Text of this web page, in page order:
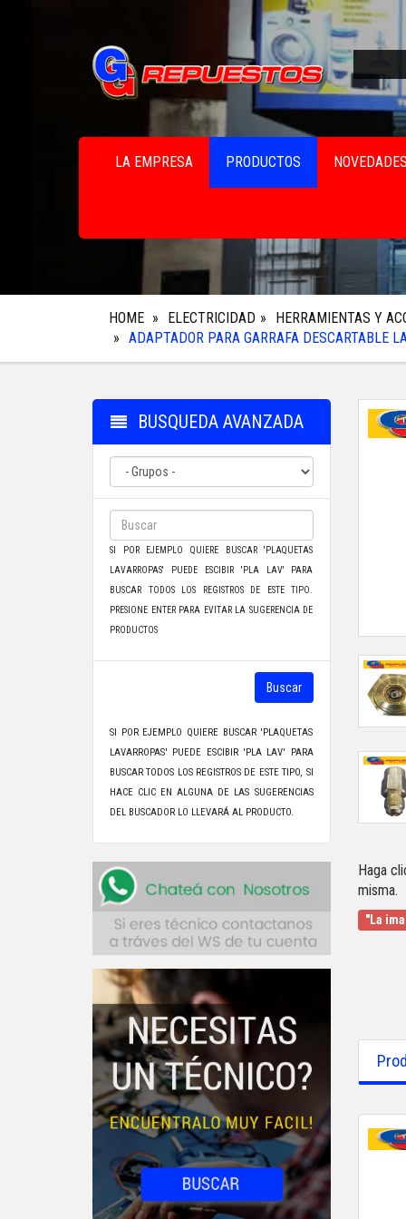
LA EMPRESA PRODUCTOS
HOME ELECTRICIDAD
HERRAMIENTAS Y
ADAPTADOR PARA GARRAFA DESCARTABLE
BUSQUEDA AVANZADA
SI POR EJEMPLO QUIERE BUSCAR 'PLAQUETAS
LAVARROPAS' PUEDE ESCIBIR 'PLA LAV' PARA
BUSCAR TODOS LOS REGISTROS DE ESTE TIPO.
PRESIONE ENTER PARA EVITAR LA SUGERENCIA DE
PRODUCTOS
Buscar
SI POR EJEMPLO QUIERE BUSCAR 'PLAQUETAS
LAVARROPAS' PUEDE ESCIBIR 'PLA LAV' PARA
BUSCAR TODOS LOS REGISTROS DE ESTE TIPO, SI
HACE CLIC EN ALGUNA DE LAS SUGERENCIAS
DEL BUSCADOR LO LLEVARÁ AL PRODUCTO.
Haga
misma.
"La